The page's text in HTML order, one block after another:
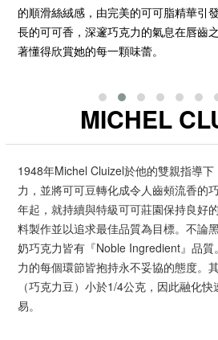
的順滑絲絨感，由完美的可可脂精華引
長的可可香，深邃巧克力的氣息在唇齒
著懂得欣賞她的每一顆味蕾。
MICHEL
1948年Michel Cluizel於他的雙親指導
力，並將可可豆轉化成令人齒頰流香的
年起，就持續與特級可可莊園保持良好
料製作並以追求最佳品質為目標。不論
奶巧克力皆有『Noble Ingredient』品
力的每個環節皆抱持永不妥協的態度。
（巧克力豆）小於1/4公克，因此融化
易。